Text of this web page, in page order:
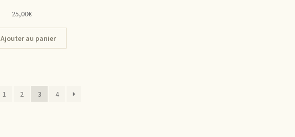
25,00€
Ajouter au panier
1 2 3 4